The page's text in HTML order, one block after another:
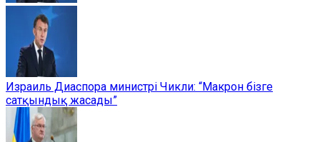
Израиль Диаспора министрі Чикли: “Макрон бізге
сатқындық жасады”